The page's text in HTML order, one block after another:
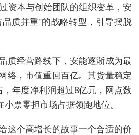
资本与创始团队的组织变革，安
质并重”的战略转型，引导摆脱
质经营路线下，安能逐渐成为最
络，市值重回百亿。其货量稳定
年度净利润超过8亿元，网点数
票零担市场占据领跑地位。
这个高增长的故事一个合适的价